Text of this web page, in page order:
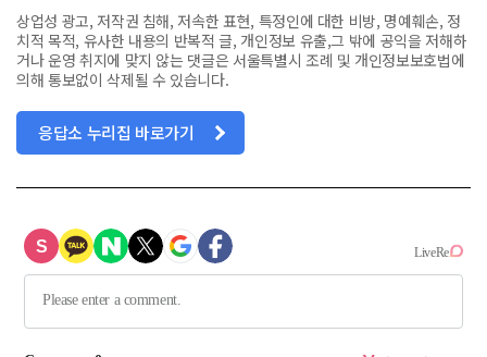
상업성 광고, 저작권 침해, 저속한 표현, 특정인에 대한 비방, 명예훼손, 정
치적 목적, 유사한 내용의 반복적 글, 개인정보 유출,그 밖에 공익을 저해하
거나 운영 취지에 맞지 않는 댓글은 서울특별시 조례 및 개인정보보호법에
의해 통보없이 삭제될 수 있습니다.
응답소 누리집 바로가기